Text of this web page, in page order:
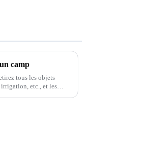
camp
tous les objets
etc., et les